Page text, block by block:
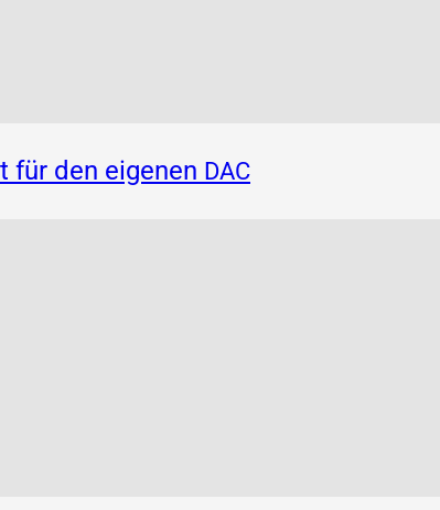
für den eigenen DAC